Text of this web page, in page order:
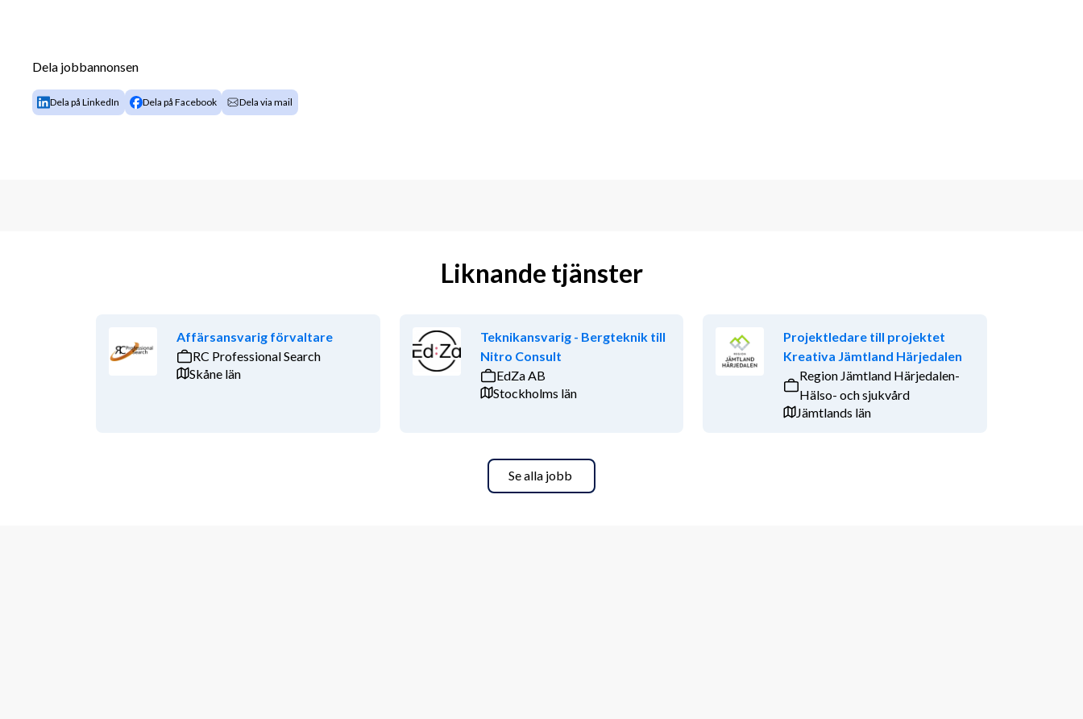
Dela jobbannonsen
Dela på LinkedIn Dela på Facebook Dela via mail
Liknande tjänster
Affärsansvarig förvaltare
RC Professional Search
Skåne län
Teknikansvarig - Bergteknik till
Nitro Consult
EdZa AB
Stockholms län
Projektledare till projektet
Kreativa Jämtland Härjedalen
Region Jämtland Härjedalen-
Hälso- och sjukvård
Jämtlands län
Se alla jobb